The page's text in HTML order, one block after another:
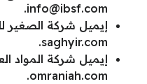
info@ibsf.com
.
إيميل شركة الصغير
saghyir.com
.
إيميل شركة المواد
omraniah.com
.